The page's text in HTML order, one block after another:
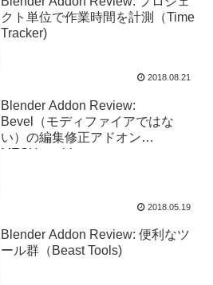
クト単位で作業時間を計測（Time
Tracker)
2018.08.21
Blender Addon Review:
Bevel（モディファイアではな
い）の編集修正アドオン
MESHmachine
2018.05.19
Blender Addon Review: 便利なツ
ール群（Beast Tools)